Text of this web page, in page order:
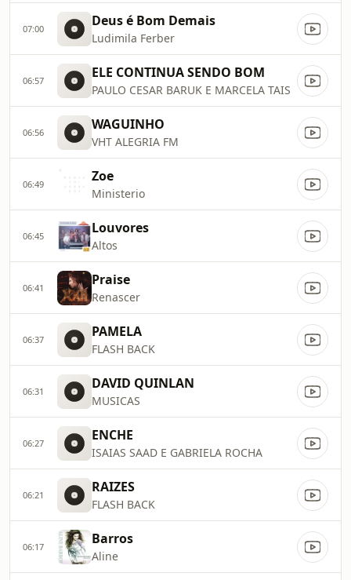
07:00 Deus é Bom Demais
Ludimila Ferber
06:57 ELE CONTINUA SENDO BOM
PAULO CESAR BARUK E MARCELA TAIS
06:56 WAGUINHO
VHT ALEGRIA FM
06:49 Zoe
Ministerio
06:45 Louvores
Altos
06:41 Praise
Renascer
06:37 PAMELA
FLASH BACK
06:31 DAVID QUINLAN
MUSICAS
06:27 ENCHE
ISAIAS SAAD E GABRIELA ROCHA
06:21 RAIZES
FLASH BACK
06:17 Barros
Aline